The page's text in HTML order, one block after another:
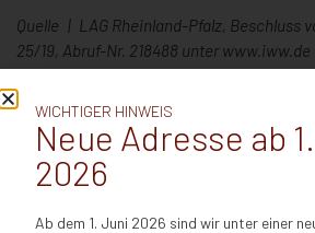
Quelle | LAG Rheinland-Pfalz, Beschluss
25/19, Abruf-Nr. 218488 unter www.iww.de
Das könnte Sie auch
WICHTIGER HINWEIS
Neue Adresse ab
2026
Ab dem 1. Juni 2026 sind wir unter einer